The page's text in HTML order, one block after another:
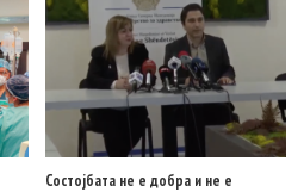
Состојбата не е добра и не е